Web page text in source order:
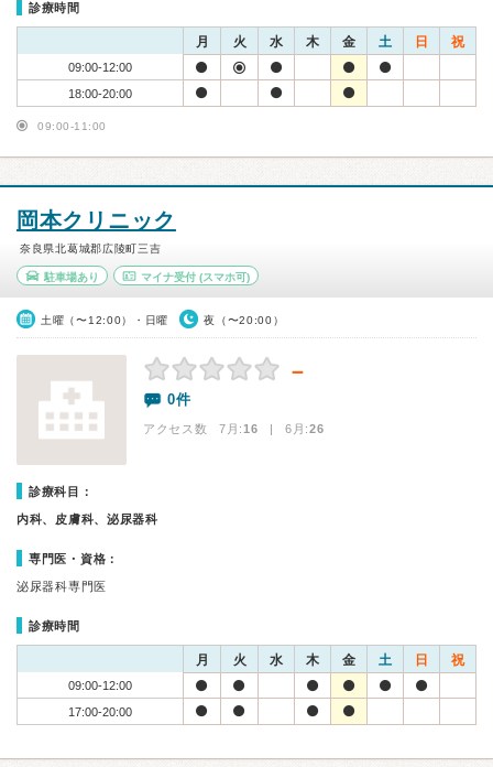
診療時間
月 火 水 木 金 土 日 祝
09:00-12:00
18:00-20:00
09:00-11:00
岡本クリニック
奈良県北葛城郡広陵町三吉
駐車場あり マイナ受付(スマホ可)
土曜（〜12:00）・日曜 夜（〜20:00）
－
0件
アクセス数 7月:16 | 6月:26
診療科目：
内科、皮膚科、泌尿器科
専門医・資格：
泌尿器科専門医
診療時間
月 火 水 木 金 土 日 祝
09:00-12:00
17:00-20:00